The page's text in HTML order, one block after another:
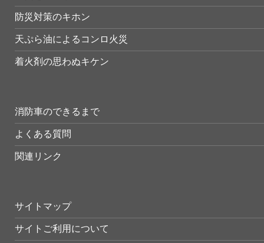
防災対策のキホン
天ぷら油によるコンロ火災
着火剤の思わぬキケン
消防車のできるまで
よくある質問
関連リンク
サイトマップ
サイトご利用について